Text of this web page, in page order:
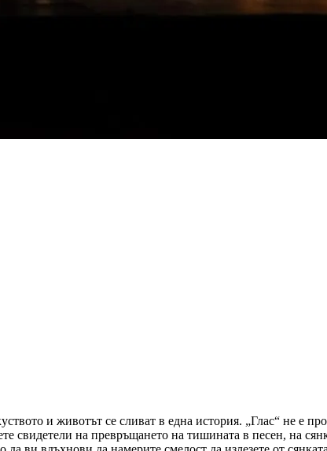
и животът се сливат в една история. „Глас“ не е
свидетели на превръщането на тишината в песен, на